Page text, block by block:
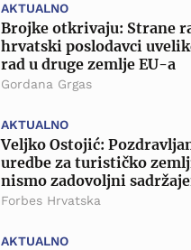
AKTUALNO
Brojke otkrivaju: Strane
hrvatski poslodavci
rad u druge zemlje EU-a
Gordana Grgas
AKTUALNO
Veljko Ostojić:
uredbe za turističko
nismo zadovoljni
Forbes Hrvatska
AKTUALNO